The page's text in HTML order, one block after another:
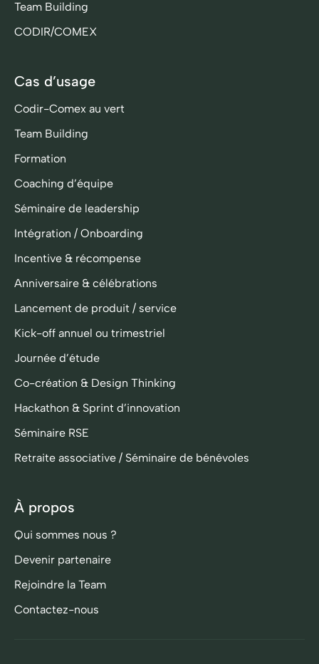
Team Building
CODIR/COMEX
Cas d’usage
Codir-Comex au vert
Team Building
Formation
Coaching d’équipe
Séminaire de leadership
Intégration / Onboarding
Incentive & récompense
Anniversaire & célébrations
Lancement de produit / service
Kick-off annuel ou trimestriel
Journée d’étude
Co-création & Design Thinking
Hackathon & Sprint d’innovation
Séminaire RSE
Retraite associative / Séminaire de bénévoles
À propos
Qui sommes nous ?
Devenir partenaire
Rejoindre la Team
Contactez-nous